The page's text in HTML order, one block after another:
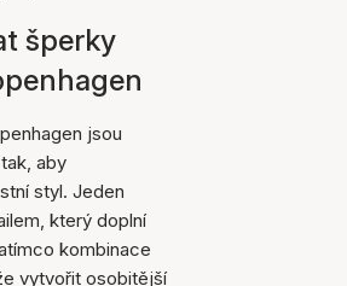
šperky
jsou
aby
styl. Jeden
který doplní
kombinace
vytvořit osobitější